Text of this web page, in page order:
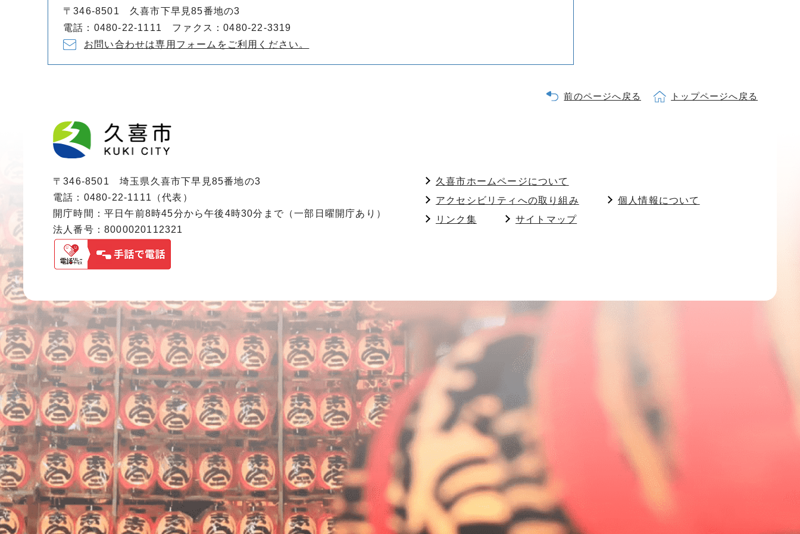
〒346-8501 久喜市下早見85番地の3
電話：0480-22-1111 ファクス：0480-22-3319
お問い合わせは専用フォームをご利用ください。
前のページへ戻る トップページへ戻る
〒346-8501 埼玉県久喜市下早見85番地の3
電話：0480-22-1111（代表）
開庁時間：平日午前8時45分から午後4時30分まで（一部日曜開庁あり）
法人番号：8000020112321
久喜市ホームページについて
アクセシビリティへの取り組み
個人情報について
リンク集
サイトマップ